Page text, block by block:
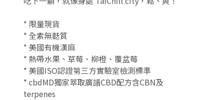
English
* 限量現貨
* 全素無麩質
* 美國有機漢麻
* 熱帶水果、草莓、柳橙、覆盆莓
* 美國ISO認證第三方實驗室檢測標準
* cbdMD獨家萃取廣譜CBD配方含CBN及
terpenes